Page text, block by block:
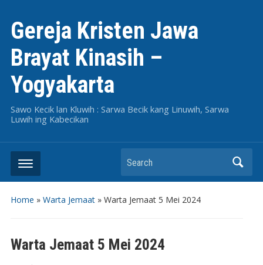
Gereja Kristen Jawa
Brayat Kinasih –
Yogyakarta
Sawo Kecik lan Kluwih : Sarwa Becik kang Linuwih, Sarwa
Luwih ing Kabecikan
Search
Home » Warta Jemaat» Warta Jemaat 5 Mei 2024
Warta Jemaat 5 Mei 2024